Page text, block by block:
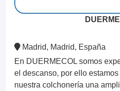
Madrid, Madrid, España
En DUERMECOL somos
el descanso, por ello
nuestra colchonería una